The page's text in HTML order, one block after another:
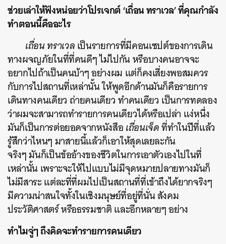
ช่วยเล่าให้ฟังหน่อยว่าโปรเจกต์ ‘เถื่อน ทราเวล’ ที่คุณกำลัง
ทำตอนนี้คืออะไร
เถื่อน ทราเวลเป็นรายการที่มีคอนเซปต์ของการเดิน
ทางผจญภัยในที่ที่คนดีๆ ไม่ไปกัน หรือบางคนอาจจะ
อยากไปถ้าเป็นคนบ้าๆ อย่างผม แต่ก็คงเสี่ยงพอสมควร
กับการไปสถานที่เหล่านั้น ให้พูดอีกด้านมันก็คือรายการ
เดินทางคนเดียว ถ่ายคนเดียว ทำคนเดียว เป็นการทดลอง
ว่าผมจะสามารถทำรายการคนเดียวได้หรือเปล่า แง่หนึ่ง
มันก็เป็นการต่อยอดจากหนังสือเถื่อนเจ็ดที่ทำในปีที่แล้ว
รู้สึกว่าไหนๆ มาสายนี้แล้วก็เอาให้สุดเลยละกัน
จริงๆ มันก็เป็นข้ออ้างของชีวิตในการเอาตัวเองไปในที่
เหล่านั้น เพราะจะให้ไปแบบไม่มีจุดหมายปลายทางมันก็
ไม่มีสาระ แต่ละที่ที่ผมไปเป็นสถานที่ที่เข้าถึงได้ยากจริงๆ
มีความน่าสนใจทั้งในเชิงมนุษย์ที่อยู่ที่นั่น สังคม
ประวัติศาสตร์ หรือธรรมชาติ และอีกหลายๆ อย่าง
ทำไมจู่ๆ ถึงคิดจะทำรายการคนเดียว